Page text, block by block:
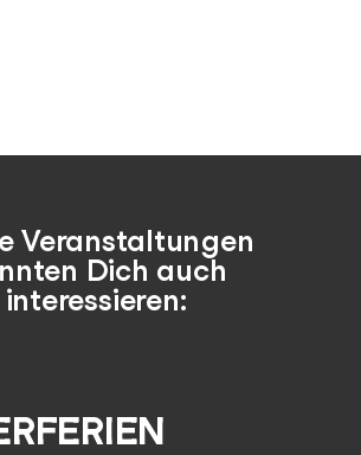
Veranstaltungen
Dich auch
interessieren: